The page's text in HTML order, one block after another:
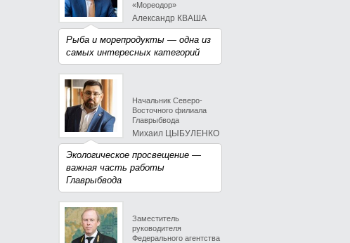
«Мореодор»
Александр КВАША
Рыба и морепродукты — одна из
самых интересных категорий
Начальник Северо-
Восточного филиала
Главрыбвода
Михаил ЦЫБУЛЕНКО
Экологическое просвещение —
важная часть работы
Главрыбвода
Заместитель
руководителя
Федерального агентства